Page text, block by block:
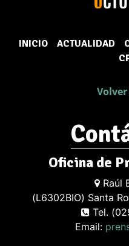
INICIO ACTUALIDAD
Oficina de
Raúl
(L6302BIO) Santa
Tel.
Email: